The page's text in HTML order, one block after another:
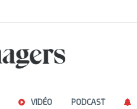
VIDÉO PODCAST